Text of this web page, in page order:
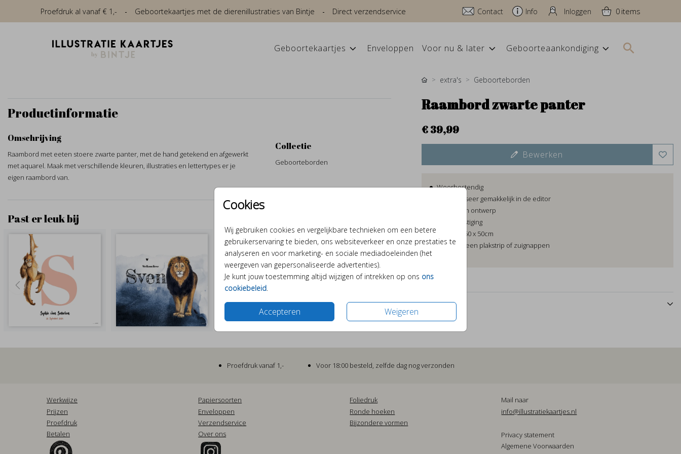
Proefdruk al vanaf € 1,- Geboortekaartjes met de dierenillustraties van Bintje Direct verzendservice Contact Info Inloggen 0
Geboortekaartjes Enveloppen Voor nu & later Geboorteaankondiging
Cookies
Wij gebruiken cookies en vergelijkbare technieken om een betere
gebruikerservaring te bieden, ons websiteverkeer en onze prestaties te
analyseren en voor marketing- en sociale mediadoeleinden (het
weergeven van gepersonaliseerde advertenties).
Je kunt jouw toestemming altijd wijzigen of intrekken op ons ons
cookiebeleid.
Accepteren Weigeren
Productinformatie
Omschrijving
Raambord met eeten stoere zwarte panter, met de hand getekend en afgewerkt
met aquarel. Maak met verschillende kleuren, illustraties en lettertypes er je
eigen raambord van.
Collectie
Geboorteborden
Past er leuk bij
extra's Geboorteborden
Raambord zwarte panter
€ 39,99
Bewerken
Weerbestendig
Personaliseer gemakkelijk in de editor
Jouw eigen ontwerp
Incl bevestiging
Formaat: 50 x 50cm
Kies voor een plakstrip of zuignappen
Proefdruk vanaf 1,- Voor 18:00 besteld, zelfde dag nog verzonden
Werkwijze
Prijzen
Proefdruk
Betalen
Papiersoorten
Enveloppen
Verzendservice
Over ons
Foliedruk
Ronde hoeken
Bijzondere vormen
Mail naar
info@illustratiekaartjes.nl
Privacy statement
Algemene Voorwaarden